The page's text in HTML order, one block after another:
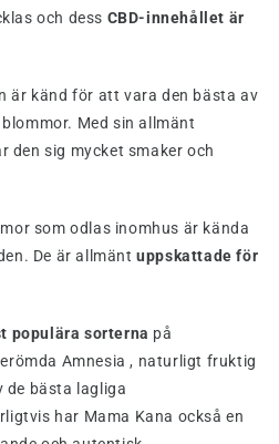
och dess CBD-innehållet är
är känd för att vara den bästa av
Med sin allmänt
den sig mycket smaker och
som odlas inomhus är kända
De är allmäntuppskattade för
populära sorterna på
Amnesia , naturligt fruktig
de bästa lagliga
har Mama Kana också en